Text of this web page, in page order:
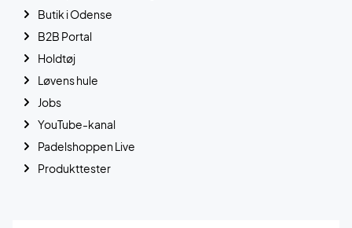
Butik i Odense
B2B Portal
Holdtøj
Løvens hule
Jobs
YouTube-kanal
Padelshoppen Live
Produkttester